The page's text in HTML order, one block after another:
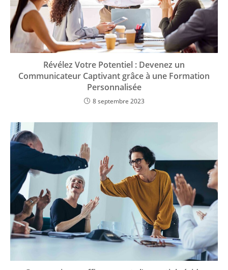
Révélez Votre Potentiel : Devenez un
Communicateur Captivant grâce à une Formation
Personnalisée
8 septembre 2023